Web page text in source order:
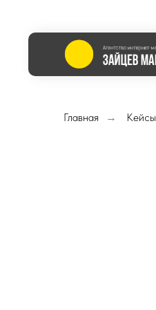
Главная → Кейсы